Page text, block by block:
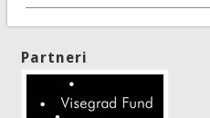
Partneri